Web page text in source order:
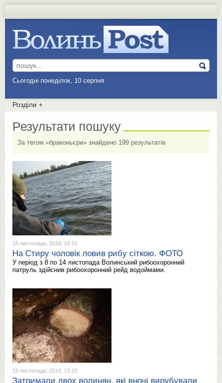
Сьогодні понеділок, 10 серпня
Розділи +
Результати пошуку
За тегом «браконьєри» знайдено 199 результатів
15 листопада, 2019, 16:10
На Стиру чоловік ловив рибу сіткою. ФОТО
У період з 8 по 14 листопада Волинський рибоохоронний
патруль здійснив рибоохоронний рейд водоймами.
15 листопада, 2019, 13:10
Затримали двох волинян, які вночі вирубували